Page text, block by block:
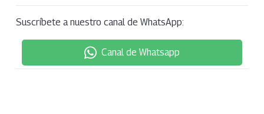
Suscríbete a nuestro canal de WhatsApp:
Canal de Whatsapp